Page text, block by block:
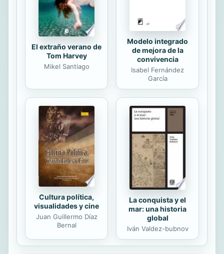
constancia, disciplina y dedicación.
El extraño verano de
Tom Harvey
Mikel Santiago
Modelo integrado
de mejora de la
convivencia
Isabel Fernández
García
Cultura política,
visualidades y cine
Juan Guillermo Díaz
Bernal
La conquista y el
mar: una historia
global
Iván Valdez-bubnov